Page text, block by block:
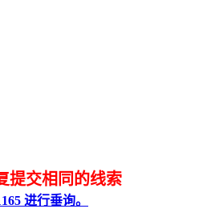
提交相同的线索
进行垂询。